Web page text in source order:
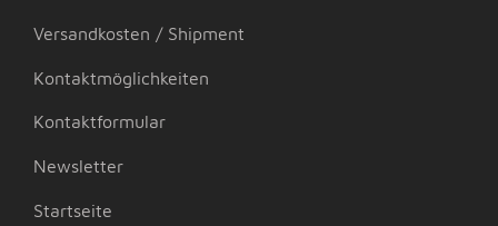
Versandkosten / Shipment
Kontaktmöglichkeiten
Kontaktformular
Newsletter
Startseite